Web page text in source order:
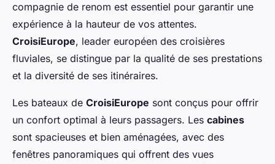
compagnie de renom est essentiel pour garantir une
expérience à la hauteur de vos attentes.
CroisiEurope, leader européen des croisières
fluviales, se distingue par la qualité de ses prestations
et la diversité de ses itinéraires.
Les bateaux de CroisiEurope sont conçus pour offrir
un confort optimal à leurs passagers. Les cabines
sont spacieuses et bien aménagées, avec des
fenêtres panoramiques qui offrent des vues